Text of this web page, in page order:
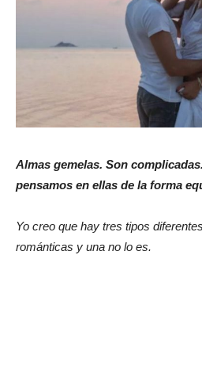
Almas gemelas. Son
pensamos en ellas de la forma
Yo creo que hay tres tipos
románticas y una no lo es.